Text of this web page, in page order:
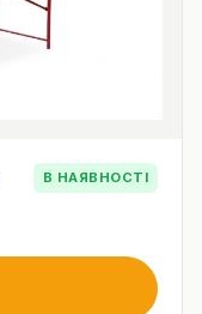
В НАЯВНОСТІ